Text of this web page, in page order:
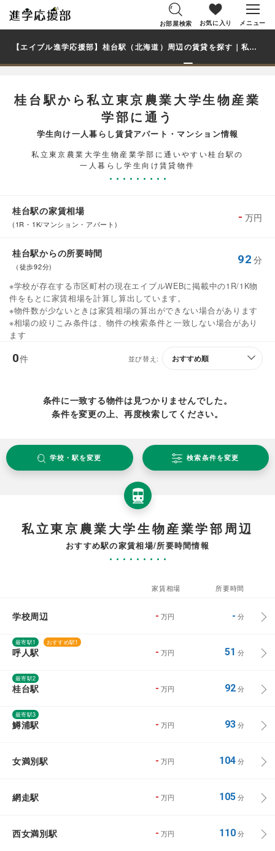
お部屋検索 お気に入り メニュー
【エイブル進学応援部】桂台駅（北海道）周辺の賃貸を探す｜私立東京農業大学生物産業学部学生・大学生の一人暮らし向け賃貸マンション・アパート
桂台駅から私立東京農業大学生物産業
学部に通う
学生向け一人暮らし賃貸アパート・マンション情報
私立東京農業大学生物産業学部に通いやすい桂台駅の
一人暮らし学生向け賃貸物件
桂台駅の家賃相場
(1R・1K/マンション・アパート)
- 万円
桂台駅からの所要時間
（徒歩92分)
92 分
※学校が存在する市区町村の現在エイブルWEBに掲載中の1R/1K物
件をもとに家賃相場を計算し算出しています。
※物件数が少ないときは家賃相場の算出ができない場合があります
※相場の絞りこみ条件は、物件の検索条件と一致しない場合があり
ます
0件 並び替え:
条件に一致する物件は見つかりませんでした。
条件を変更の上、再度検索してください。
学校・駅を変更 検索条件を変更
私立東京農業大学生物産業学部周辺
おすすめ駅の家賃相場/所要時間情報
家賃相場 所要時間
学校周辺 - 万円 - 分
最寄駅1 おすすめ駅1
呼人駅 - 万円 51 分
最寄駅2
桂台駅 - 万円 92分
最寄駅3
鱒浦駅 - 万円 93分
女満別駅 - 万円 104分
網走駅 - 万円 105分
西女満別駅 - 万円 110分